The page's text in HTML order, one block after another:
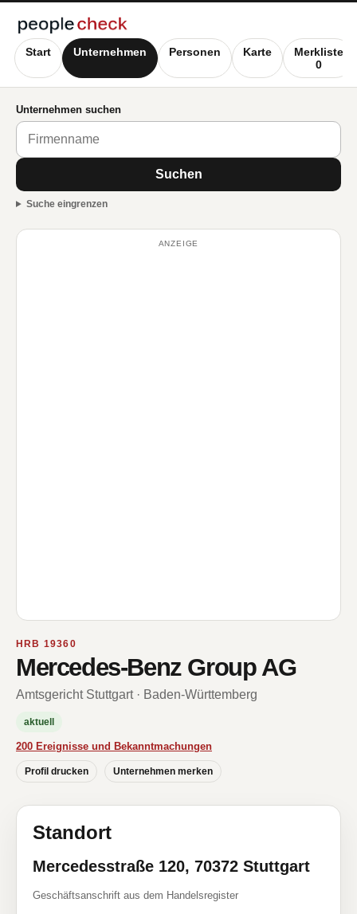
Start Unternehmen Personen Karte
Merkliste
0
Unternehmen suchen
Suchen
Suche eingrenzen
ANZEIGE
HRB 19360
Mercedes-Benz Group AG
Amtsgericht Stuttgart · Baden-Württemberg
aktuell
200 Ereignisse und Bekanntmachungen
Profil drucken Unternehmen merken
Standort
Mercedesstraße 120, 70372 Stuttgart
Geschäftsanschrift aus dem Handelsregister